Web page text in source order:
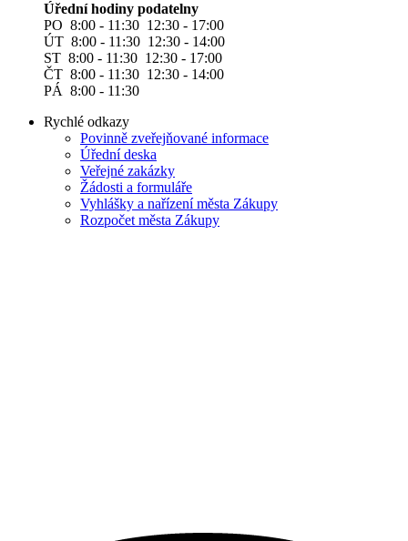
Úřední hodiny podatelny
PO 8:00 - 11:30 12:30 - 17:00
ÚT 8:00 - 11:30 12:30 - 14:00
ST 8:00 - 11:30 12:30 - 17:00
ČT 8:00 - 11:30 12:30 - 14:00
PÁ 8:00 - 11:30
Rychlé odkazy
Povinně zveřejňované informace
Úřední deska
Veřejné zakázky
Žádosti a formuláře
Vyhlášky a nařízení města Zákupy
Rozpočet města Zákupy